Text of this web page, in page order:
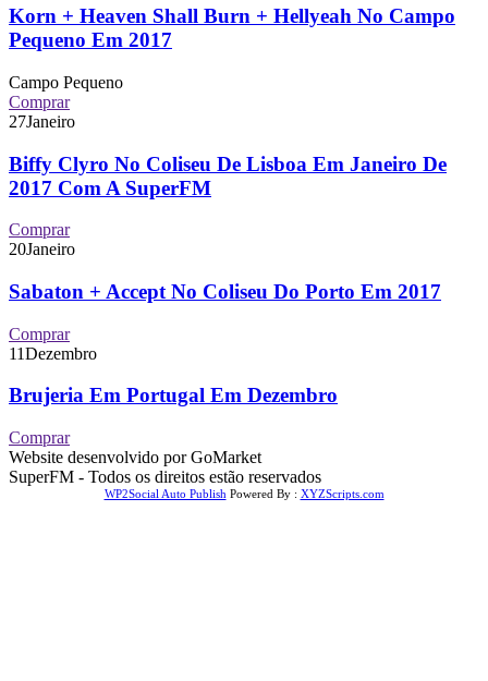
Korn + Heaven Shall Burn + Hellyeah No Campo
Pequeno Em 2017
Campo Pequeno
Comprar
27Janeiro
Biffy Clyro No Coliseu De Lisboa Em Janeiro De
2017 Com A SuperFM
Comprar
20Janeiro
Sabaton + Accept No Coliseu Do Porto Em 2017
Comprar
11Dezembro
Brujeria Em Portugal Em Dezembro
Comprar
Website desenvolvido por GoMarket
SuperFM - Todos os direitos estão reservados
WP2Social Auto Publish Powered By : XYZScripts.com